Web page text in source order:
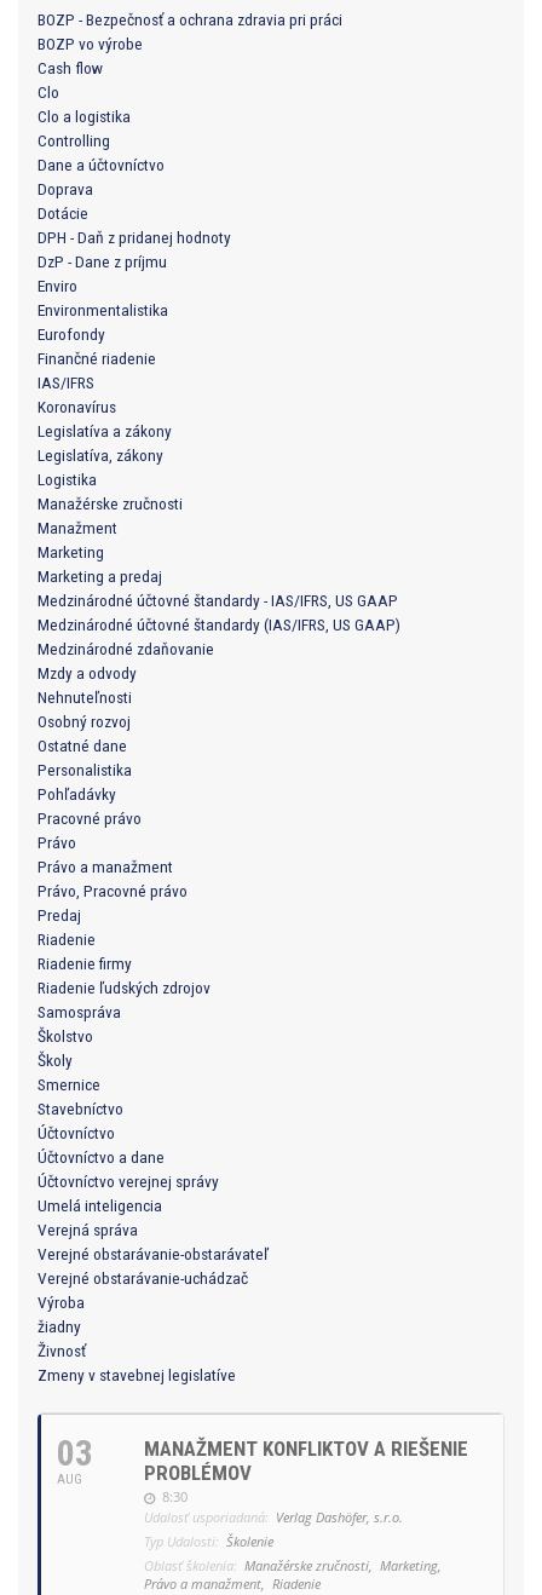
BOZP - Bezpečnosť a ochrana zdravia pri práci
BOZP vo výrobe
Cash flow
Clo
Clo a logistika
Controlling
Dane a účtovníctvo
Doprava
Dotácie
DPH - Daň z pridanej hodnoty
DzP - Dane z príjmu
Enviro
Environmentalistika
Eurofondy
Finančné riadenie
IAS/IFRS
Koronavírus
Legislatíva a zákony
Legislatíva, zákony
Logistika
Manažérske zručnosti
Manažment
Marketing
Marketing a predaj
Medzinárodné účtovné štandardy - IAS/IFRS, US GAAP
Medzinárodné účtovné štandardy (IAS/IFRS, US GAAP)
Medzinárodné zdaňovanie
Mzdy a odvody
Nehnuteľnosti
Osobný rozvoj
Ostatné dane
Personalistika
Pohľadávky
Pracovné právo
Právo
Právo a manažment
Právo, Pracovné právo
Predaj
Riadenie
Riadenie firmy
Riadenie ľudských zdrojov
Samospráva
Školstvo
Školy
Smernice
Stavebníctvo
Účtovníctvo
Účtovníctvo a dane
Účtovníctvo verejnej správy
Umelá inteligencia
Verejná správa
Verejné obstarávanie-obstarávateľ
Verejné obstarávanie-uchádzač
Výroba
žiadny
Živnosť
Zmeny v stavebnej legislatíve
03
AUG
MANAŽMENT KONFLIKTOV A RIEŠENIE
PROBLÉMOV
8:30
Udalosť usporiadaná: Verlag Dashöfer, s.r.o.
Typ Udalosti: Školenie
Oblasť školenia: Manažérske zručnosti, Marketing,
Právo a manažment, Riadenie